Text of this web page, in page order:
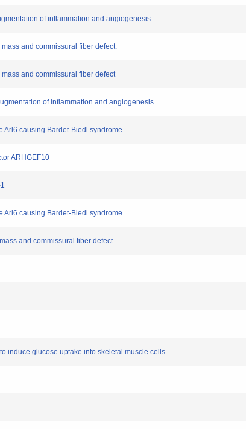
of inflammation and angiogenesis.
and commissural fiber defect.
and commissural fiber defect
of inflammation and angiogenesis
Arl6 causing Bardet-Biedl syndrome
ARHGEF10
Arl6 causing Bardet-Biedl syndrome
and commissural fiber defect
induce glucose uptake into skeletal muscle cells